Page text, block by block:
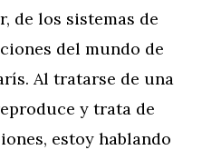
de los sistemas de
del mundo de
Al tratarse de una
y trata de
estoy hablando